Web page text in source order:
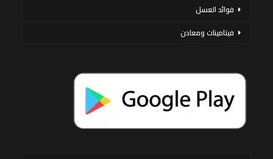
فوائد العسل
فيتامينات ومعادن